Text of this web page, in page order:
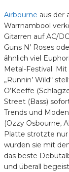
Airbourne aus der
Warrnambool
Gitarren auf AC/
Guns N’ Roses
ähnlich viel
Metal-Festival.
„Runnin’ Wild“
O’Keeffe
Street (Bass)
Trends und
(Ozzy Osbourne,
Platte strotzte nur
wurden sie mit
das beste
und überall